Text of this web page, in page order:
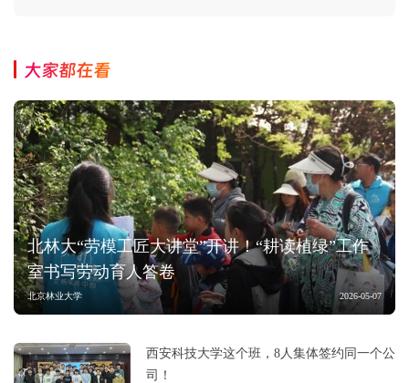
大家都在看
北林大“劳模工匠大讲堂”开讲！“耕读植绿”工作
室书写劳动育人答卷
北京林业大学 2026-05-07
西安科技大学这个班，8人集体签约同一个公
司！